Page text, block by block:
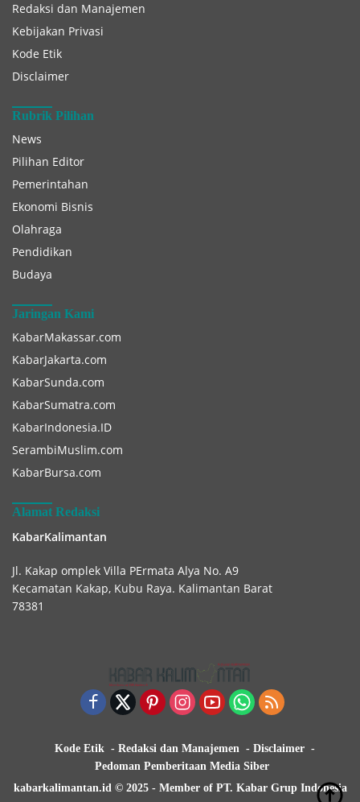
Redaksi dan Manajemen
Kebijakan Privasi
Kode Etik
Disclaimer
Rubrik Pilihan
News
Pilihan Editor
Pemerintahan
Ekonomi Bisnis
Olahraga
Pendidikan
Budaya
Jaringan Kami
KabarMakassar.com
KabarJakarta.com
KabarSunda.com
KabarSumatra.com
KabarIndonesia.ID
SerambiMuslim.com
KabarBursa.com
Alamat Redaksi
KabarKalimantan
Jl. Kakap omplek Villa PErmata Alya No. A9
Kecamatan Kakap, Kubu Raya. Kalimantan Barat
78381
Kode Etik Redaksi dan Manajemen
Disclaimer
Pedoman Pemberitaan Media Siber
kabarkalimantan.id © 2025 - Member of PT. Kabar Grup Indonesia